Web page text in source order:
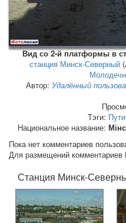
Вид со 2-й платформы в
станция Минск-Северный
Автор: Удалённый
Тэги:
Национальное название:
Пока нет комментариев
Для размещений
Станция Минск-